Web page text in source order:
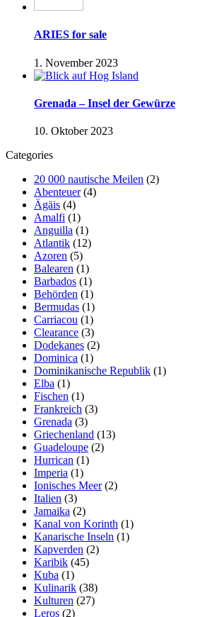
ARIES for sale
1. November 2023
Grenada – Insel der Gewürze
10. Oktober 2023
Categories
20 000 nautische Meilen (2)
Abenteuer(4)
Ägäis (4)
Amalfi (1)
Anguilla (1)
Atlantik (12)
Azoren (5)
Balearen (1)
Barbados (1)
Behörden (1)
Bermudas (1)
Carriacou (1)
Clearance (3)
Dodekanes (2)
Dominica (1)
Dominikanische Republik (1)
Elba (1)
Fischen (1)
Frankreich (3)
Grenada (3)
Griechenland (13)
Guadeloupe (2)
Hurrican (1)
Imperia (1)
Ionisches Meer(2)
Italien (3)
Jamaika (2)
Kanal von Korinth (1)
Kanarische Inseln (1)
Kapverden (2)
Karibik (45)
Kuba (1)
Kulinarik (38)
Kulturen (27)
Leros (2)